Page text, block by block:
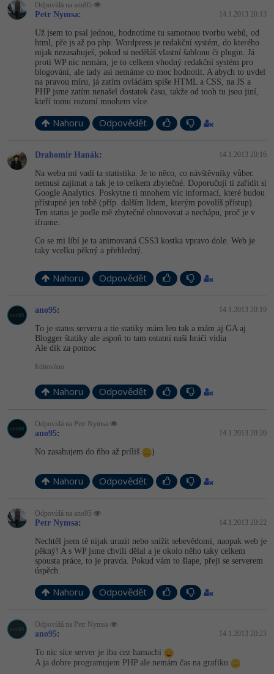
Odpovídá na ano95
Petr Nymsa: 14.1.2013 20:13
Už jsem to psal jednou, hodnotíme tu samotnou tvorbu webů, od
html, pře js až po php. Wordpress je redakční systém, do kterého
nijak nezasahuješ, pokud si neděláš vlastní šablonu či plugin. Já
proti WP nic nemám, je to celkem vhodný redakční systém pro
blogování, ale tady asi nemáme co moc hodnotit. A abych to uvdel
na pravou míru, já zatím ovládám spíše HTML a CSS, na JS a
PHP jsme zatím nenašel dostatek času, takže od tooh tu jsou jiní,
kteří tomu rozumí mnohem více.
Nahoru Odpovědět
Drahomír Hanák: 14.1.2013 20:16
Na webu mi vadí ta statistika. Je to něco, co návštěvníky vůbec
nemusí zajímat a tak je to celkem zbytečné. Doporučuji ti zařídit si
Google Analytics. Poskytne ti mnohem víc informací, které budou
přístupné jen tobě (příp. dalším lidem, kterým povolíš přístup).
Ten status je podle mě zbytečné obnovovat a nechápu, proč je v
iframe.
Co se mi líbí je ta animovaná CSS3 kostka vpravo dole. Web je
taky vcelku pěkný a přehledný.
Nahoru Odpovědět
ano95: 14.1.2013 20:19
To je status serveru a tie statiky mám len tak a mám aj GA aj
Blogger štatiky ale aspoň to tam ostatní naši hráči vidia
Ale dik za pomoc
Editováno
Nahoru Odpovědět
Odpovídá na Petr Nymsa
ano95: 14.1.2013 20:20
No zasahujem do ňho až príliš )
Nahoru Odpovědět
Odpovídá na ano95
Petr Nymsa: 14.1.2013 20:22
Nechtěl jsem tě nijak urazit nebo snížit sebevědomí, naopak web je
pěkný! A s WP jsme chvíli dělal a je okolo něho taky celkem
spousta práce, to je pravda. Pokud vám to šlape, přeji se serverem
úspěch.
Nahoru Odpovědět
Odpovídá na Petr Nymsa
ano95: 14.1.2013 20:23
To nic síce server je iba cez hamachi
A ja dobre programujem PHP ale nemám čas na grafiku